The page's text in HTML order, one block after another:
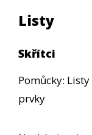
Listy
Skřítci
Pomůcky:
prvky